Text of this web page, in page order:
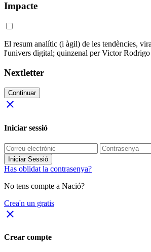
Impacte
El resum analític (i àgil) de les tendències,
l'univers digital; quinzenal per Victor Rodrigo
Nextletter
Continuar
close
Iniciar sessió
Iniciar Sessió
Has oblidat la contrasenya?
No tens compte a Nació?
Crea'n un gratis
close
Crear compte